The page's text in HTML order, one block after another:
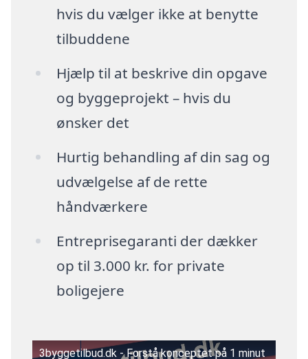
hvis du vælger ikke at benytte
tilbuddene
Hjælp til at beskrive din opgave
og byggeprojekt – hvis du
ønsker det
Hurtig behandling af din sag og
udvælgelse af de rette
håndværkere
Entreprisegaranti der dækker
op til 3.000 kr. for private
boligejere
3byggetilbud.dk - Forstå konceptet på 1 minut